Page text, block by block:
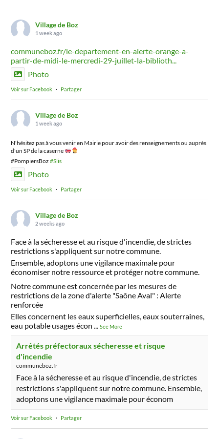
Village de Boz
1 week ago
communeboz.fr/le-departement-en-alerte-orange-a-
partir-de-midi-le-mercredi-29-juillet-la-biblioth...
Photo
Voir sur Facebook · Partager
Village de Boz
1 week ago
N'hésitez pas à vous venir en Mairie pour avoir des renseignements ou auprès
d'un SP de la caserne
#PompiersBoz#Slis
Photo
Voir sur Facebook · Partager
Village de Boz
2 weeks ago
Face à la sécheresse et au risque d'incendie, de strictes
restrictions s'appliquent sur notre commune.
Ensemble, adoptons une vigilance maximale pour
économiser notre ressource et protéger notre commune.
Notre commune est concernée par les mesures de
restrictions de la zone d'alerte "Saône Aval" : Alerte
renforcée
Elles concernent les eaux superficielles, eaux souterraines,
eau potable usages écon ...See More
Arrêtés préfectoraux sécheresse et risque
d'incendie
communeboz.fr
Face à la sécheresse et au risque d'incendie, de strictes
restrictions s'appliquent sur notre commune. Ensemble,
adoptons une vigilance maximale pour économ
Voir sur Facebook · Partager